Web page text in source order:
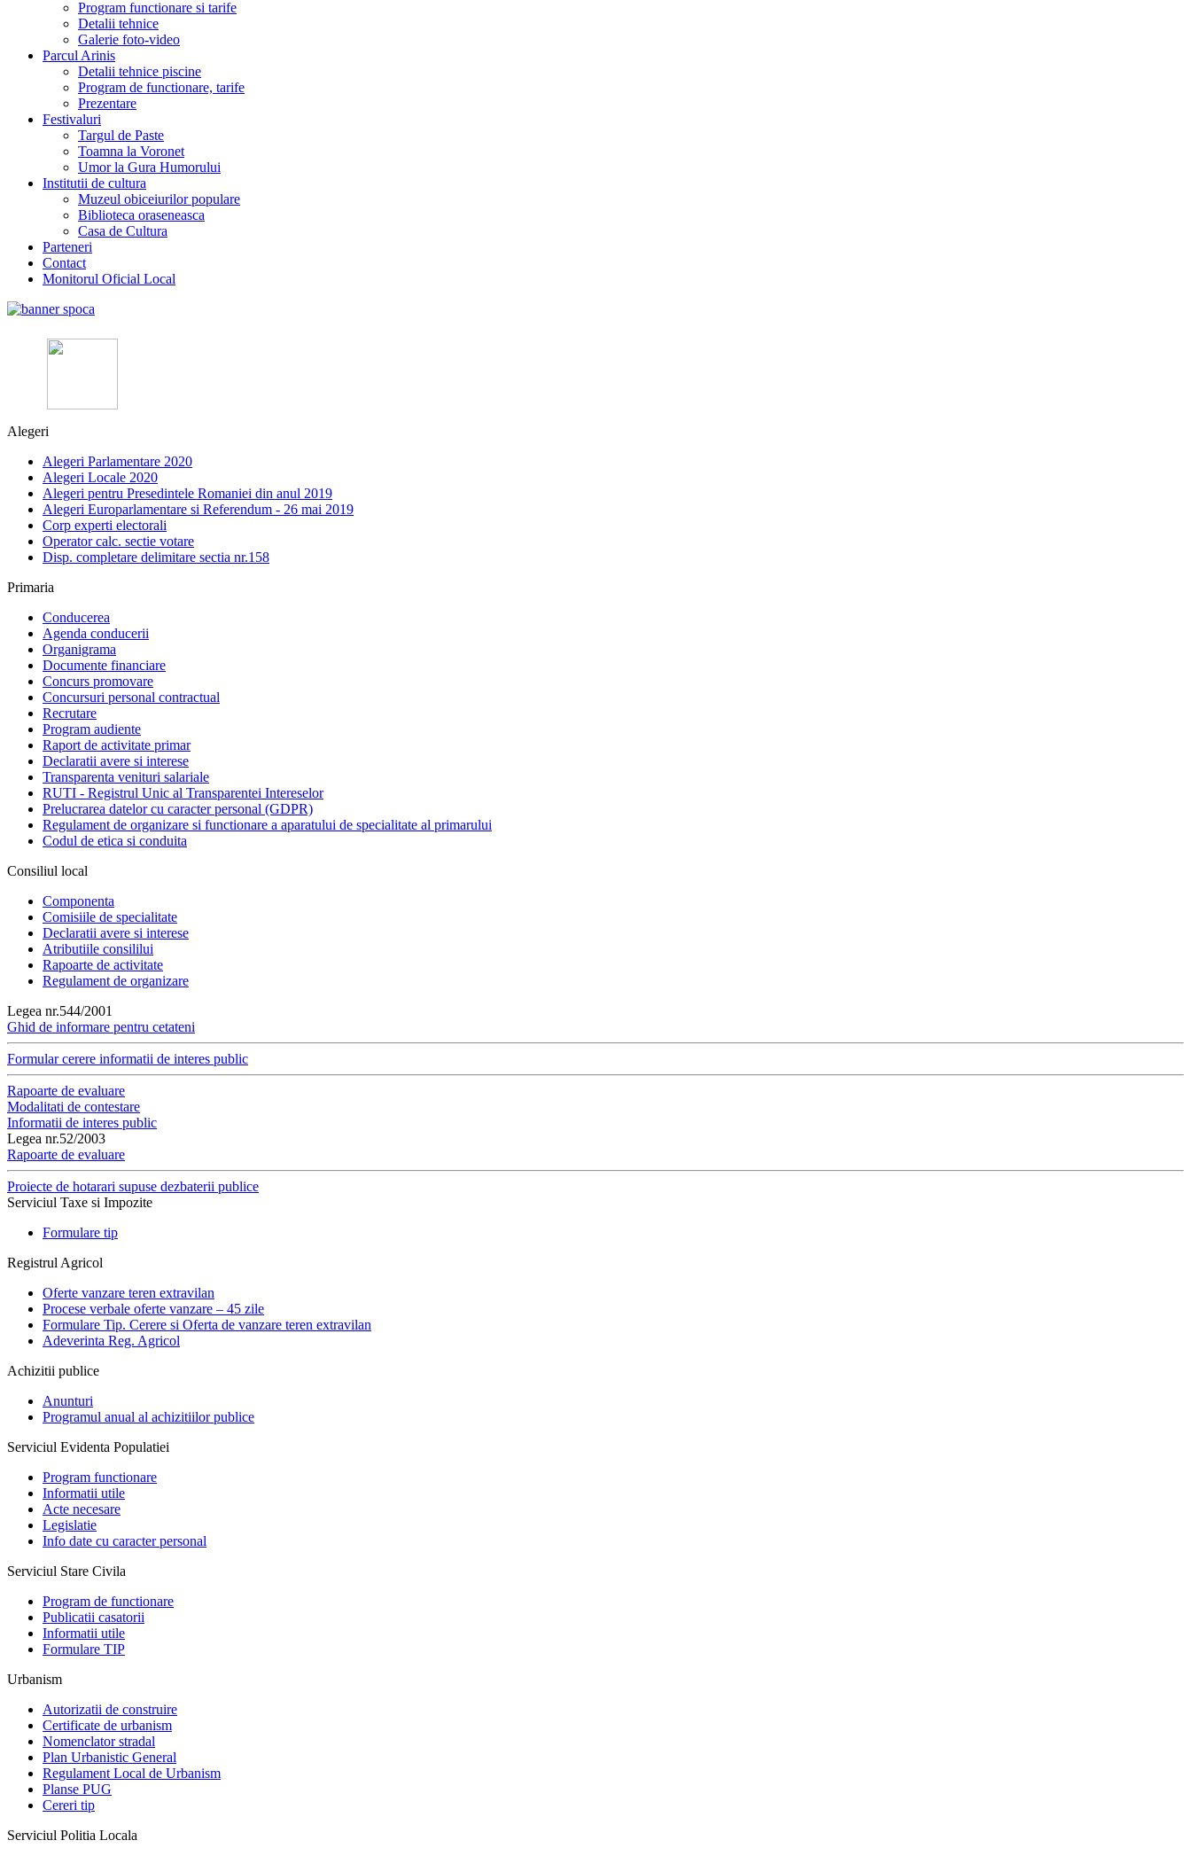
Program functionare si tarife
Detalii tehnice
Galerie foto-video
Parcul Arinis
Detalii tehnice piscine
Program de functionare, tarife
Prezentare
Festivaluri
Targul de Paste
Toamna la Voronet
Umor la Gura Humorului
Institutii de cultura
Muzeul obiceiurilor populare
Biblioteca oraseneasca
Casa de Cultura
Parteneri
Contact
Monitorul Oficial Local
Alegeri
Alegeri Parlamentare 2020
Alegeri Locale 2020
Alegeri pentru Presedintele Romaniei din anul 2019
Alegeri Europarlamentare si Referendum - 26 mai 2019
Corp experti electorali
Operator calc. sectie votare
Disp. completare delimitare sectia nr.158
Primaria
Conducerea
Agenda conducerii
Organigrama
Documente financiare
Concurs promovare
Concursuri personal contractual
Recrutare
Program audiente
Raport de activitate primar
Declaratii avere si interese
Transparenta venituri salariale
RUTI - Registrul Unic al Transparentei Intereselor
Prelucrarea datelor cu caracter personal (GDPR)
Regulament de organizare si functionare a aparatului de specialitate al primarului
Codul de etica si conduita
Consiliul local
Componenta
Comisiile de specialitate
Declaratii avere si interese
Atributiile consililui
Rapoarte de activitate
Regulament de organizare
Legea nr.544/2001
Ghid de informare pentru cetateni
Formular cerere informatii de interes public
Rapoarte de evaluare
Modalitati de contestare
Informatii de interes public
Legea nr.52/2003
Rapoarte de evaluare
Proiecte de hotarari supuse dezbaterii publice
Serviciul Taxe si Impozite
Formulare tip
Registrul Agricol
Oferte vanzare teren extravilan
Procese verbale oferte vanzare – 45 zile
Formulare Tip. Cerere si Oferta de vanzare teren extravilan
Adeverinta Reg. Agricol
Achizitii publice
Anunturi
Programul anual al achizitiilor publice
Serviciul Evidenta Populatiei
Program functionare
Informatii utile
Acte necesare
Legislatie
Info date cu caracter personal
Serviciul Stare Civila
Program de functionare
Publicatii casatorii
Informatii utile
Formulare TIP
Urbanism
Autorizatii de construire
Certificate de urbanism
Nomenclator stradal
Plan Urbanistic General
Regulament Local de Urbanism
Planse PUG
Cereri tip
Serviciul Politia Locala